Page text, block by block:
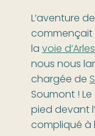
L’aventure
commençait
lavoie d’Arles
nous nous
chargée de
Soumont !
pied devant
compliqué à